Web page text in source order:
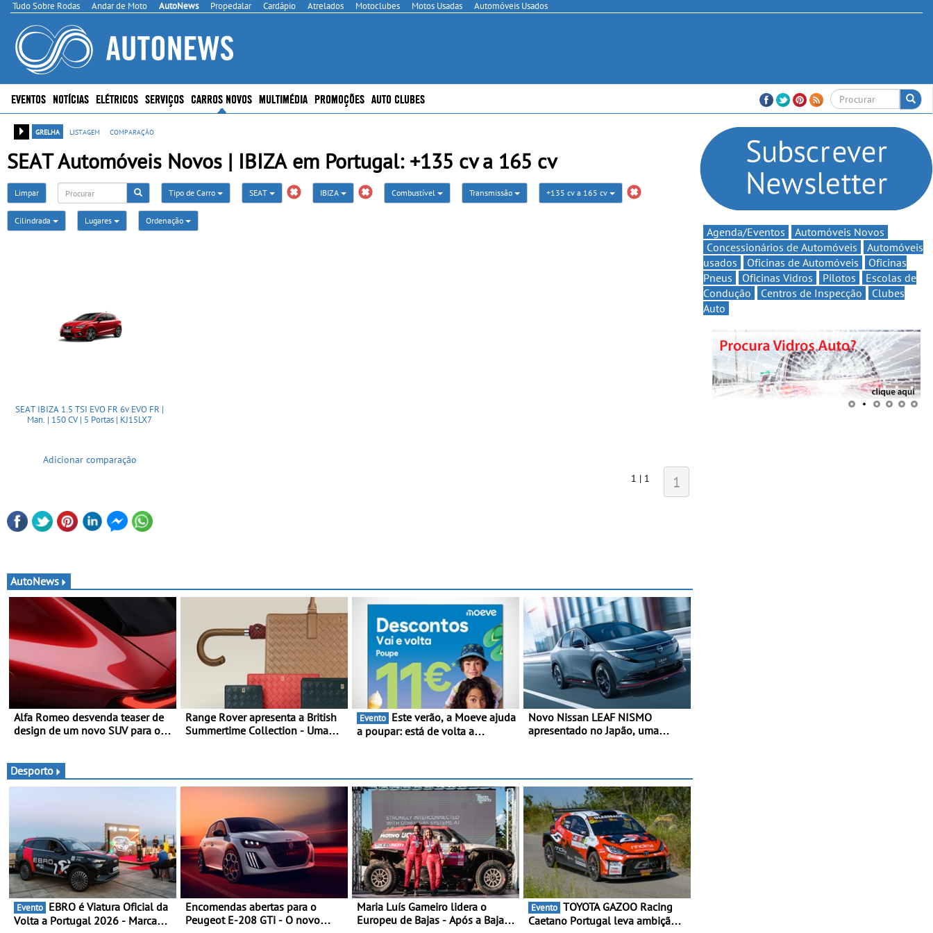
Tudo Sobre Rodas Andar de Moto AutoNews Propedalar Cardápio Atrelados Motoclubes Motos Usadas Automóveis Usados
EVENTOS NOTÍCIAS ELÉTRICOS SERVIÇOS CARROS NOVOS MULTIMÉDIA PROMOÇÕES AUTO CLUBES
grelha listagem comparação
SEAT Automóveis Novos | IBIZA em Portugal: +135 cv a 165 cv
Limpar Tipo de Carro SEAT IBIZA Combustível Transmissão +135 cv a 165 cv
Cilindrada Lugares Ordenação
SEAT IBIZA 1.5 TSI EVO FR 6v EVO FR |
Man. | 150 CV | 5 Portas | KJ15LX7
Adicionar comparação
1 | 1
1
AutoNews
Alfa Romeo desvenda teaser de
design de um novo SUV para o
de 2027
Range Rover apresenta a British
Summertime Collection - Uma
verão britânica
Evento
a poupar: está de volta a
Novo Nissan LEAF NISMO
apresentado no Japão, uma
geração do modelo elétrico da
marca
Desporto
Evento
Volta a Portugal 2026 - Marca
Encomendas abertas para o
Peugeot E-208 GTi - O novo
Maria Luís Gameiro lidera o
Europeu de Bajas - Após a Baja
Evento
Caetano Portugal leva ambição
Agenda/Eventos
Automóveis Novos
Concessionários de Automóveis
Automóveis
usados
Oficinas de Automóveis
Oficinas
Pneus
Oficinas Vidros Pilotos
Escolas de
Condução
Centros de Inspecção
Clubes
Auto